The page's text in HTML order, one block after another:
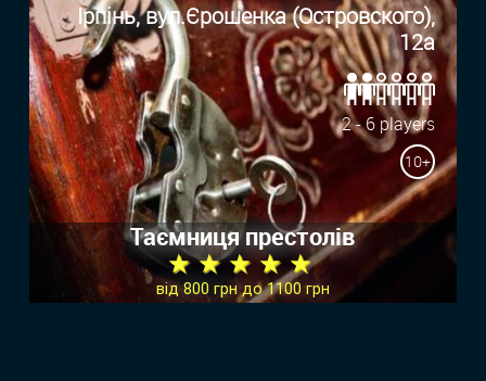
Ірпінь, вул.Єрошенка (Островского),
12а
2 - 6 players
10+
Таємниця престолів
★ ★ ★ ★ ★
від 800 грн до 1100 грн